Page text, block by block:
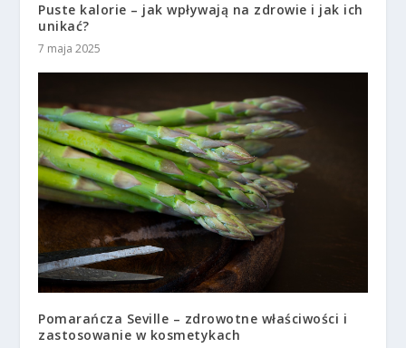
Puste kalorie – jak wpływają na zdrowie i jak ich
unikać?
7 maja 2025
Pomarańcza Seville – zdrowotne właściwości i
zastosowanie w kosmetykach